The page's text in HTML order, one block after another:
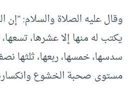
وقال عليه الصلاة والسلام: “إن
يكتب له منها إلا عشرها، تسعها،
مستوى صحبة الخشوع